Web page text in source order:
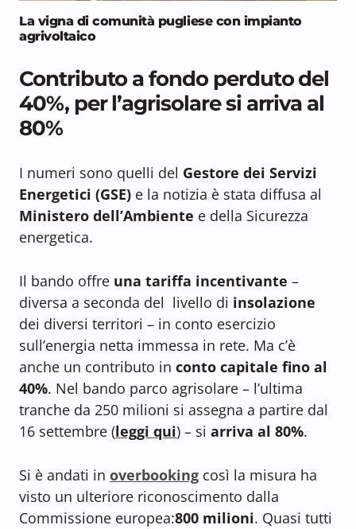
La vigna di comunità pugliese con impianto
agrivoltaico
Contributo a fondo perduto del
40%, per l’agrisolare si arriva al
80%
I numeri sono quelli del Gestore dei Servizi
Energetici (GSE) e la notizia è stata diffusa al
Ministero dell’Ambiente e della Sicurezza
energetica.
Il bando offre una tariffa incentivante –
diversa a seconda del livello di insolazione
dei diversi territori – in conto esercizio
sull’energia netta immessa in rete. Ma c’è
anche un contributo in conto capitale fino al
40%. Nel bando parco agrisolare – l’ultima
tranche da 250 milioni si assegna a partire dal
16 settembre (leggi qui) – si arriva al 80%.
Si è andati in overbooking così la misura ha
visto un ulteriore riconoscimento dalla
Commissione europea:800 milioni. Quasi tutti